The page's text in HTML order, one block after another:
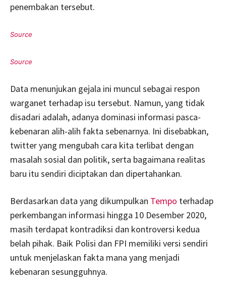
penembakan tersebut.
Data menunjukan gejala ini muncul sebagai respon
warganet terhadap isu tersebut. Namun, yang tidak
disadari adalah, adanya dominasi informasi pasca-
kebenaran alih-alih fakta sebenarnya. Ini disebabkan,
twitter yang mengubah cara kita terlibat dengan
masalah sosial dan politik, serta bagaimana realitas
baru itu sendiri diciptakan dan dipertahankan.
Berdasarkan data yang dikumpulkan Tempo terhadap
perkembangan informasi hingga 10 Desember 2020,
masih terdapat kontradiksi dan kontroversi kedua
belah pihak. Baik Polisi dan FPI memiliki versi sendiri
untuk menjelaskan fakta mana yang menjadi
kebenaran sesungguhnya.